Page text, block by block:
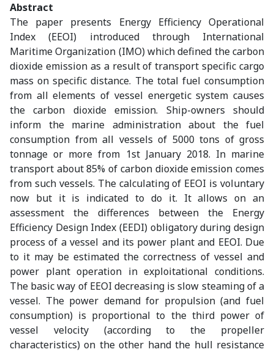
Abstract
The paper presents Energy Efficiency Operational
Index (EEOI) introduced through International
Maritime Organization (IMO) which defined the carbon
dioxide emission as a result of transport specific cargo
mass on specific distance. The total fuel consumption
from all elements of vessel energetic system causes
the carbon dioxide emission. Ship-owners should
inform the marine administration about the fuel
consumption from all vessels of 5000 tons of gross
tonnage or more from 1st January 2018. In marine
transport about 85% of carbon dioxide emission comes
from such vessels. The calculating of EEOI is voluntary
now but it is indicated to do it. It allows on an
assessment the differences between the Energy
Efficiency Design Index (EEDI) obligatory during design
process of a vessel and its power plant and EEOI. Due
to it may be estimated the correctness of vessel and
power plant operation in exploitational conditions.
The basic way of EEOI decreasing is slow steaming of a
vessel. The power demand for propulsion (and fuel
consumption) is proportional to the third power of
vessel velocity (according to the propeller
characteristics) on the other hand the hull resistance